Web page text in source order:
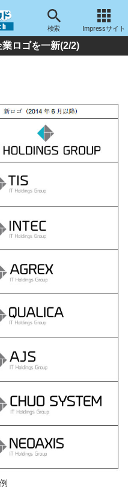
検索 Impressサイト
ロゴを一新(2/2)